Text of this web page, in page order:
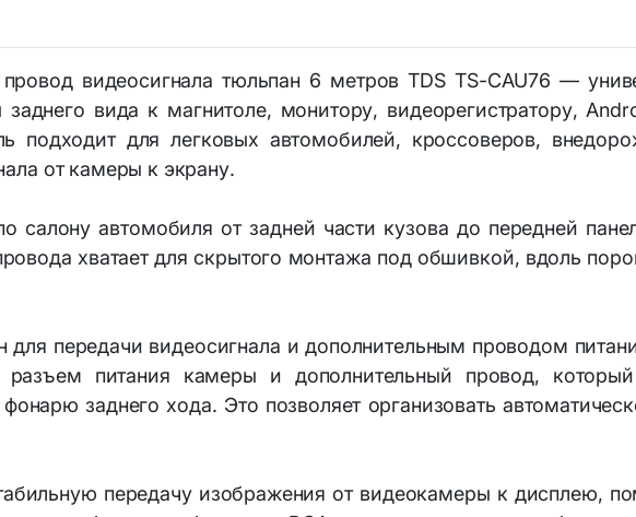
и уход
видеосигнала тюльпан 6 метров TDS TS-CAU76 —
вида к магнитоле, монитору, видеорегистратору,
подходит для легковых автомобилей, кроссоверов,
от камеры к экрану.
автомобиля от задней части кузова до передней
хватает для скрытого монтажа под обшивкой, вдоль
передачи видеосигнала и дополнительным проводом
питания камеры и дополнительный провод,
заднего хода. Это позволяет организовать
передачу изображения от видеокамеры к дисплею,